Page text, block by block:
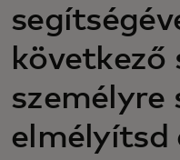
következő
személyre
elmélyítsd